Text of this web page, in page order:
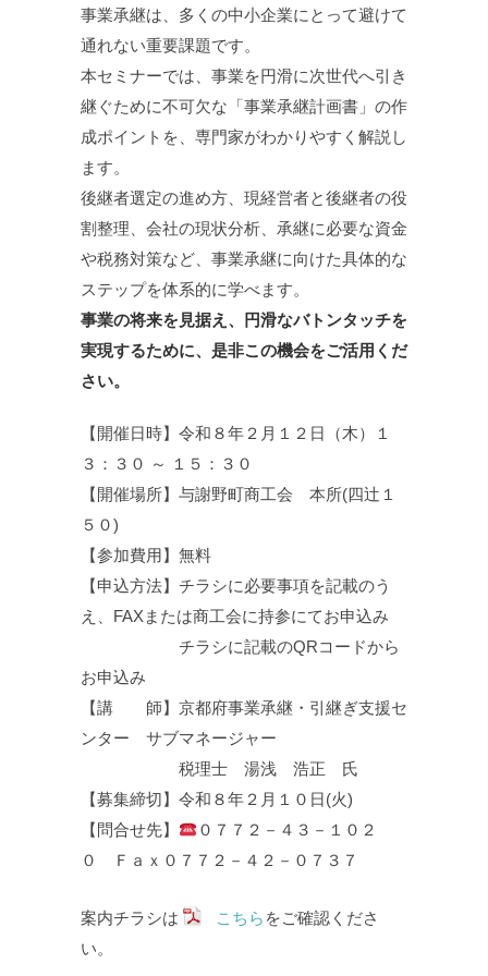
事業承継は、多くの中小企業にとって避けて
通れない重要課題です。
本セミナーでは、事業を円滑に次世代へ引き
継ぐために不可欠な「事業承継計画書」の作
成ポイントを、専門家がわかりやすく解説し
ます。
後継者選定の進め方、現経営者と後継者の役
割整理、会社の現状分析、承継に必要な資金
や税務対策など、事業承継に向けた具体的な
ステップを体系的に学べます。
事業の将来を見据え、円滑なバトンタッチを
実現するために、是非この機会をご活用くだ
さい。
【開催日時】令和８年２月１２日（木）１
３：３０ ～ １５：３０
【開催場所】与謝野町商工会 本所(四辻１
５０)
【参加費用】無料
【申込方法】チラシに必要事項を記載のう
え、FAXまたは商工会に持参にてお申込み
チラシに記載のQRコードから
お申込み
【講 師】京都府事業承継・引継ぎ支援セ
ンター サブマネージャー
税理士 湯浅 浩正 氏
【募集締切】令和８年２月１０日(火)
【問合せ先】
０７７２－４３－１０２
０ Ｆａｘ０７７２－４２－０７３７
案内チラシは こちら をご確認くださ
い。